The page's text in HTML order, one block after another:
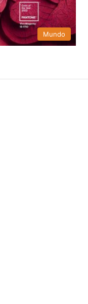
Mundo